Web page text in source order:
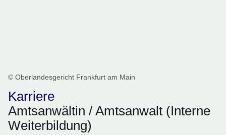
© Oberlandesgericht Frankfurt am Main
Karriere
Amtsanwältin / Amtsanwalt (Interne
Weiterbildung)